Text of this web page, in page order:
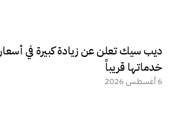
ديب سيك تعلن عن زيادة كبيرة في أسعار
خدماتها قريباً
6 أغسطس 2026